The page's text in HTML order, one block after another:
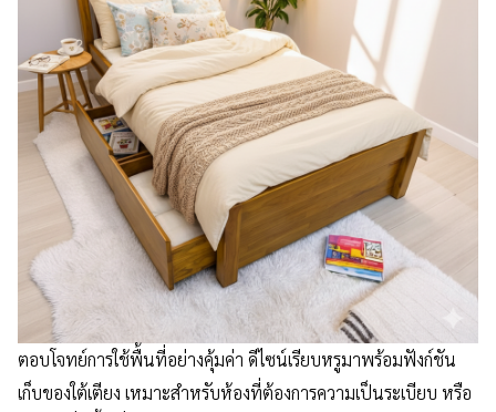
ตอบโจทย์การใช้พื้นที่อย่างคุ้มค่า ดีไซน์เรียบหรูมาพร้อมฟังก์ชัน
เก็บของใต้เตียง เหมาะสำหรับห้องที่ต้องการความเป็นระเบียบ หรือ